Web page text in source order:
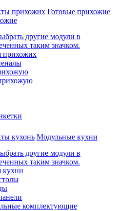
прихожих Готовые прихожие
другие модули в
таким значком.
прихожих
кухонь Модульные кухни
другие модули в
таким значком.
кухни
комплектующие